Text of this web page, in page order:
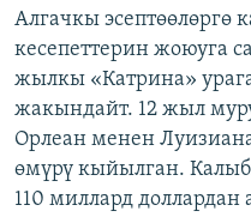
Алгачкы эсептөөлөргө
кесепеттерин жоюуга
жылкы «Катрина»
жакындайт. 12 жыл
Орлеан менен
өмүрү кыйылган.
110 миллард